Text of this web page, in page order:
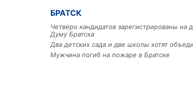
БРАТСК
Четверо кандидатов зарегистрированы на
Думу Братска
Два детских сада и две школы хотят
Мужчина погиб на пожаре в Братске